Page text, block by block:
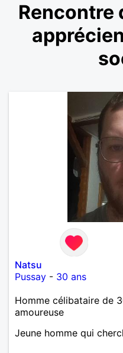
Rencontre
Natsu
Pussay - 30 ans
Homme célibataire de
amoureuse
Jeune homme qui